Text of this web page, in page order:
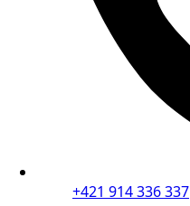
+421 914 336 337